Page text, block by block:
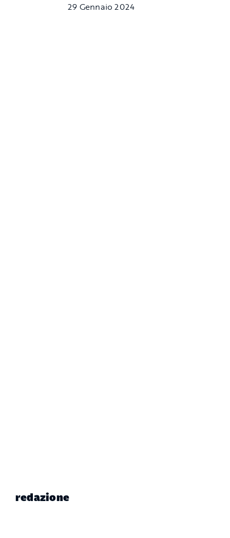
29 Gennaio 2024
redazione